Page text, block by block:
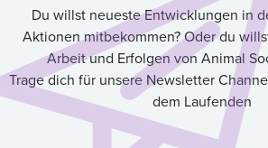
Du willst neueste Entwicklungen in
Aktionen mitbekommen? Oder du
Arbeit und Erfolgen von Animal
Trage dich für unsere Newsletter
dem Laufenden